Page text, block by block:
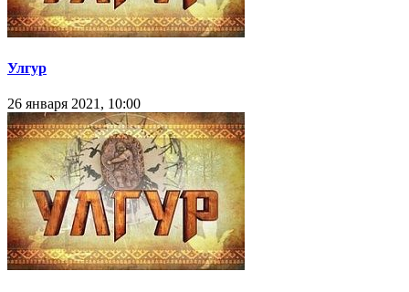
Улгур
26 января 2021, 10:00